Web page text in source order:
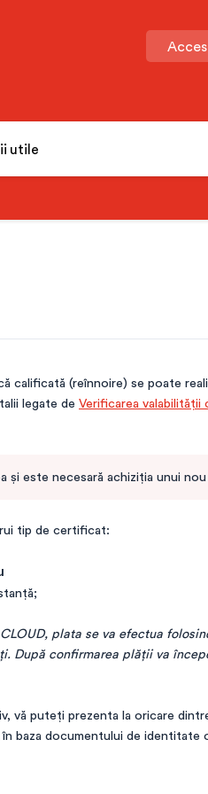
calificată (reînnoire) se poate
legate de Verificarea
și este necesară achiziția unui
tip de certificat:
plata se va efectua
După confirmarea plăţii va
puteți prezenta la oricare
baza documentului de identitate